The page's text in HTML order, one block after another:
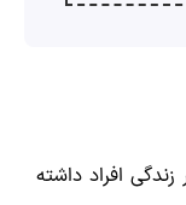
افراد داشته